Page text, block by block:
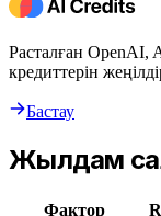
Расталған OpenAI,
кредиттерін
Бастау
Жылдам
Фактор